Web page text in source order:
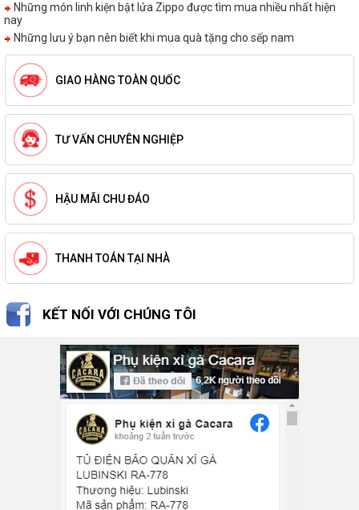
Những món linh kiện bật lửa Zippo được tìm mua nhiều nhất hiện
nay
Những lưu ý bạn nên biết khi mua quà tặng cho sếp nam
GIAO HÀNG TOÀN QUỐC
TƯ VẤN CHUYÊN NGHIỆP
HẬU MÃI CHU ĐÁO
THANH TOÁN TẠI NHÀ
KẾT NỐI VỚI CHÚNG TÔI